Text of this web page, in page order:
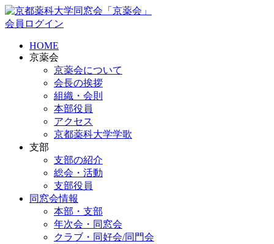
会員ログイン
HOME
京薬会
京薬会について
会長の挨拶
組織・会則
本部役員
アクセス
京都薬科大学学歌
支部
支部の紹介
総会・活動
支部役員
同窓会情報
本部・支部
年次会・同窓会
クラブ・同好会/同門会